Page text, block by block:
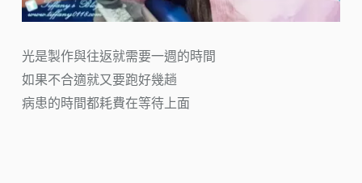
光是製作與往返就需要一週的時間
如果不合適就又要跑好幾趟
病患的時間都耗費在等待上面